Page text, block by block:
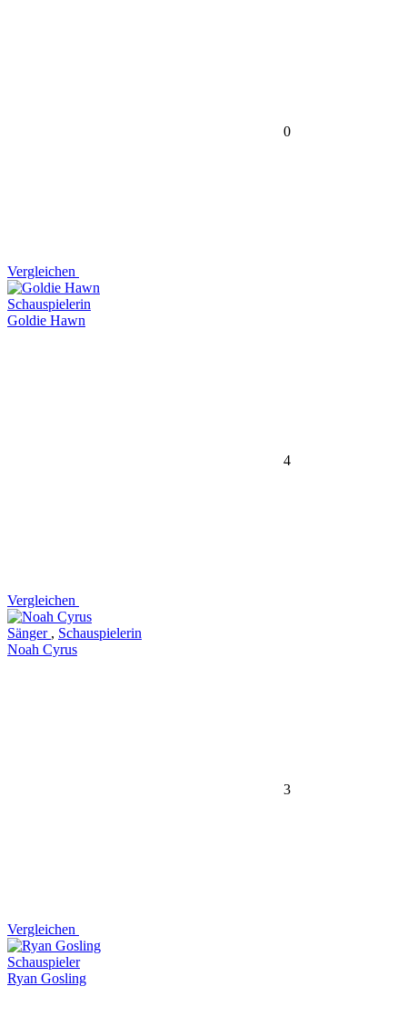
0
Vergleichen
Schauspielerin
Goldie Hawn
4
Vergleichen
Sänger , Schauspielerin
Noah Cyrus
3
Vergleichen
Schauspieler
Ryan Gosling